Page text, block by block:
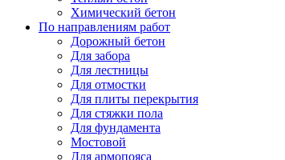
Химический бетон
По направлениям работ
Дорожный бетон
Для забора
Для лестницы
Для отмостки
Для плиты перекрытия
Для стяжки пола
Для фундамента
Мостовой
Для армопояса